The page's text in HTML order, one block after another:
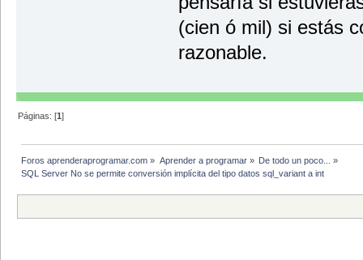
(cien ó mil) si estás
razonable.
Páginas: [1]
Foros aprenderaprogramar.com » Aprender a programar» De todo un poco...
»
SQL Server No se permite conversión implícita del tipo datos sql_variant a int